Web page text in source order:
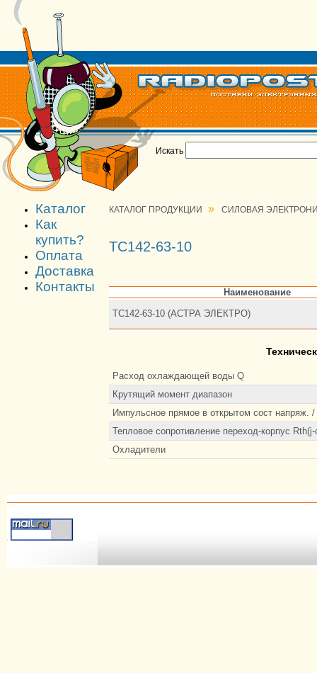
Искать
Каталог
Как
купить?
Оплата
Доставка
Контакты
КАТАЛОГ ПРОДУКЦИИ » СИЛОВАЯ
ТС142-63-10
Наименование
ТС142-63-10 (АСТРА ЭЛЕКТРО)
Расход охлаждающей воды Q
Крутящий момент диапазон
Импульсное прямое в открытом сост напряж.
Тепловое сопротивление переход-корпус Rth(j-
Охладители